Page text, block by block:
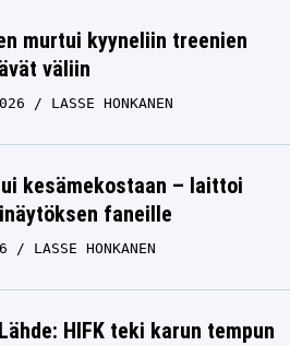
murtui kyyneliin treenien
väliin
LASSE HONKANEN
kesämekostaan – laittoi
faneille
LASSE HONKANEN
HIFK teki karun tempun